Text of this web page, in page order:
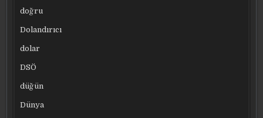
doğru
Dolandırıcı
dolar
DSÖ
düğün
Dünya